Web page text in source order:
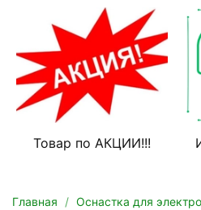
Товар по АКЦИИ!!!
Главная Оснастка для